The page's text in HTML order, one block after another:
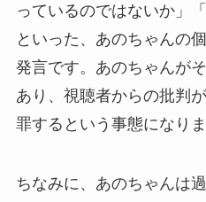
っているのではないか」
といった、あのちゃんの
発言です。あのちゃんが
あり、視聴者からの批判
罪するという事態になりま
ちなみに、あのちゃんは